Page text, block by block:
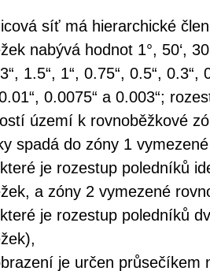
síť má hierarchické
nabývá hodnot 1°, 50‘,
1.5“, 1“, 0.75“, 0.5“, 0.3“,
0.0075“ a 0.003“;
území k rovnoběžkové
spadá do zóny 1
je rozestup poledníků
a zóny 2 vymezené
je rozestup poledníků
je určen průsečíkem